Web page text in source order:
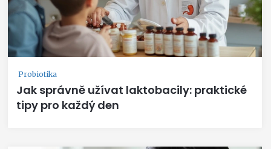
Probiotika
Jak správně užívat laktobacily: praktické
tipy pro každý den